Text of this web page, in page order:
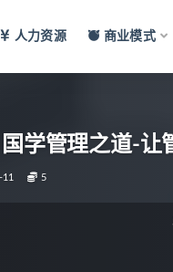
人力资源 商业模式
国学管理之道-让
5